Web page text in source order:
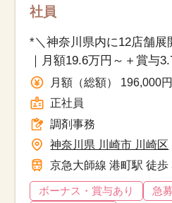
社員
*＼神奈川県内に12店舗展
｜月額19.6万円～＋賞与
｜退職金制度あり
月額（総額） 196,000円
正社員
調剤事務
神奈川県 川崎市 川崎区
京急大師線 港町駅 徒歩
ボーナス・賞与あり 急募